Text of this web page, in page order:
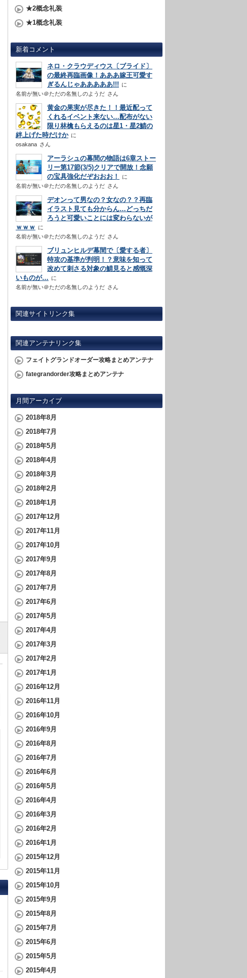
★2概念礼装
★1概念礼装
新着コメント
ネロ・クラウディウス〔ブライド〕
の最終再臨画像！あああ嫁王可愛す
ぎるんじゃあああああ!!!
名前が無い＠ただの名無しのようだ さん
黄金の果実が尽きた！！最近配って
くれるイベント来ない…配布がない
限り林檎もらえるのは星1・星2鯖の
絆上げた時だけか
osakana さん
アーラシュの幕間の物語は6章ストー
リー第17節(3/5)クリアで開放！念願
の宝具強化だぞおおお！
名前が無い＠ただの名無しのようだ さん
デオンって男なの？女なの？？再臨
イラスト見ても分からん…どっちだ
ろうと可愛いことには変わらないが
ｗｗｗ
名前が無い＠ただの名無しのようだ さん
ブリュンヒルデ幕間で〔愛する者〕
特攻の基準が判明！？意味を知って
改めて刺さる対象の鯖見ると感慨深
いものが…
名前が無い＠ただの名無しのようだ さん
関連サイトリンク集
関連アンテナリンク集
フェイトグランドオーダー攻略まとめアンテナ
fategrandorder攻略まとめアンテナ
月間アーカイブ
2018年8月
2018年7月
2018年5月
2018年4月
2018年3月
2018年2月
2018年1月
2017年12月
2017年11月
2017年10月
2017年9月
2017年8月
2017年7月
2017年6月
2017年5月
2017年4月
2017年3月
2017年2月
2017年1月
2016年12月
2016年11月
2016年10月
2016年9月
2016年8月
2016年7月
2016年6月
2016年5月
2016年4月
2016年3月
2016年2月
2016年1月
2015年12月
2015年11月
2015年10月
2015年9月
2015年8月
2015年7月
2015年6月
2015年5月
2015年4月